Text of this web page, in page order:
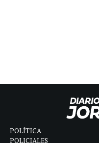
POLÍTICA
POLICIALES